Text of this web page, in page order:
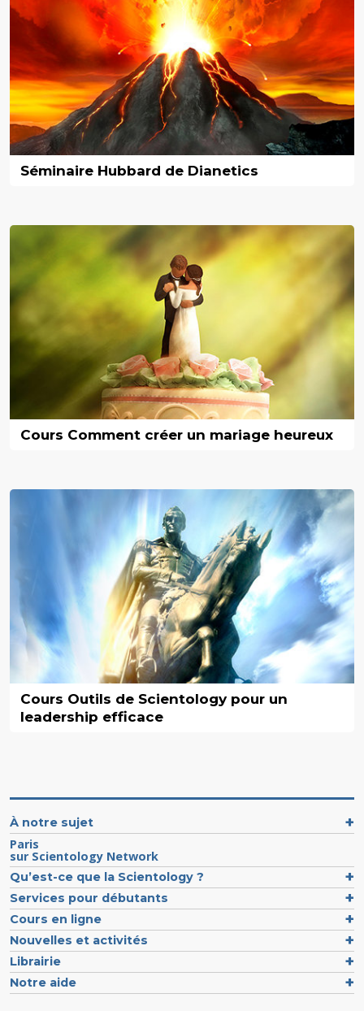
Séminaire Hubbard de Dianetics
Cours Comment créer un mariage heureux
Cours Outils de Scientology pour un
leadership efficace
À notre sujet
Paris
sur Scientology Network
Qu’est-ce que la Scientology ?
Services pour débutants
Cours en ligne
Nouvelles et activités
Librairie
Notre aide